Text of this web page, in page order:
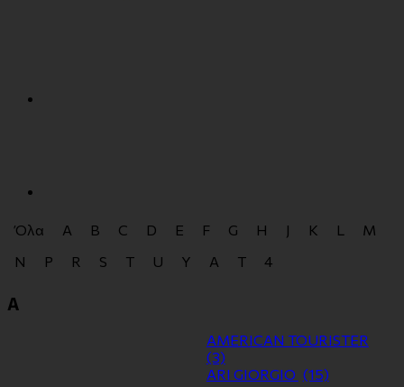
Όλα A B C D E F G H J K L
M
N
P R S T U Y Α Τ 4
A
AMERICAN TOURISTER
(3)
ARI GIORGIO (15)